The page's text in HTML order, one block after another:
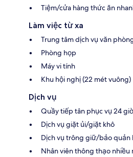
Tiệm/cửa hàng thức ăn
Làm việc từ xa
Trung tâm dịch vụ văn
Phòng họp
Máy vi tính
Khu hội nghị (22 mét vuông)
Dịch vụ
Quầy tiếp tân phục vụ 24
Dịch vụ giặt ủi/giặt khô
Dịch vụ trông giữ/bảo quản
Nhân viên thông thạo nhiều